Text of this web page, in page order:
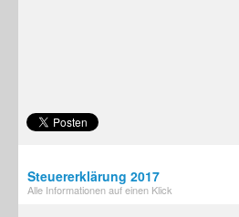
Steuererklärung 2017
Alle Informationen auf einen Klick